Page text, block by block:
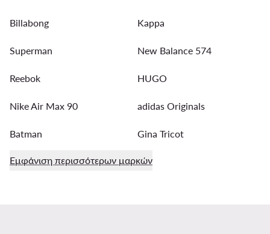
Billabong Kappa
Superman New Balance 574
Reebok HUGO
Nike Air Max 90 adidas Originals
Batman Gina Tricot
Εμφάνιση περισσότερων μαρκών